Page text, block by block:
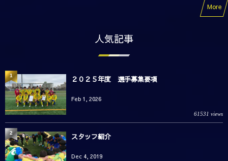
More
人気記事
２０２５年度 選手募集要項
Feb 1, 2026
61531 views
1
スタッフ紹介
Dec 4, 2019
2